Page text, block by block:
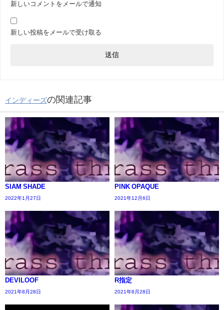
新しいコメントをメールで通知
新しい投稿をメールで受け取る
インディーズの関連記事
SIAM SHADE
2022年1月27日
PINK OPAQUE
2021年12月6日
DEVILOOF
2021年8月28日
R指定
2021年8月28日